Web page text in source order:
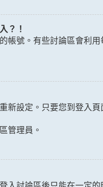
？！
帳號。有些討論區會利
新設定。只要您到登入頁
管理員。